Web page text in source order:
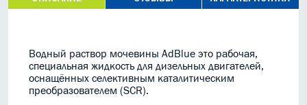
Водный раствор мочевины AdBlue это рабочая,
специальная жидкость для дизельных двигателей,
оснащённых селективным каталитическим
преобразователем (SCR).